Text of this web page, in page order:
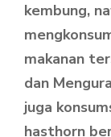
kembung,
makanan
dan
juga
hasthorn